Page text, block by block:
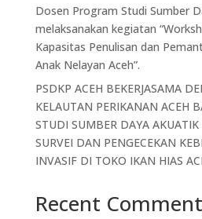
Dosen Program Studi Sumber
melaksanakan kegiatan
Kapasitas Penulisan dan
Anak Nelayan Aceh”.
PSDKP ACEH BEKERJASAMA
KELAUTAN PERIKANAN ACEH
STUDI SUMBER DAYA
SURVEI DAN PENGECEKAN
INVASIF DI TOKO IKAN HIAS
Recent